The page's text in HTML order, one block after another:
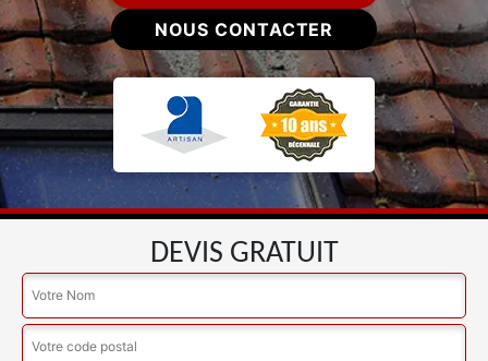
NOUS CONTACTER
DEVIS GRATUIT